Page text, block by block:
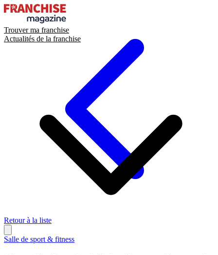
Trouver ma franchise
Actualités de la franchise
Retour à la liste
Salle de sport & fitness